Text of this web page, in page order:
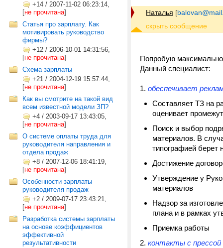
+14 / 2007-11-02 06:23:14,
[не прочитана]
Статья про зарплату. Как
мотивировать руководство
фирмы?
+12 / 2006-10-01 14:31:56,
[не прочитана]
Схема зарплаты
+21 / 2004-12-19 15:57:44,
[не прочитана]
Как вы смотрите на такой вид
всем известной модели ЗП?
+4 / 2003-09-17 13:43:05,
[не прочитана]
О системе оплаты труда для
руководителя направления и
отдела продаж
+8 / 2007-12-06 18:41:19,
[не прочитана]
Особенности зарплаты
руководителя продаж
+2 / 2009-07-17 23:43:21,
[не прочитана]
Разработка системы зарплаты
на основе коэффициентов
эффективной
результативности
Наталья [
Попробую максимально
Данный специалист:
1. обеспечивает
Составляет ТЗ на
оценивает
Поиск и выбор
материалов. В
типографией берет
Достижение
Утверждение у
материалов
Надзор за
плана и в рамках
Приемка работы
2. контакты с прессой